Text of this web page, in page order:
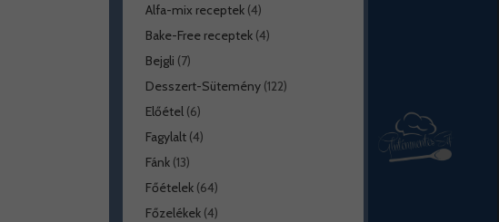
Alfa-mix receptek(4)
Bake-Free receptek(4)
Bejgli (7)
Desszert-Sütemény(122)
Előétel(6)
Fagylalt(4)
Fánk(13)
Főételek(64)
Főzelékek(4)